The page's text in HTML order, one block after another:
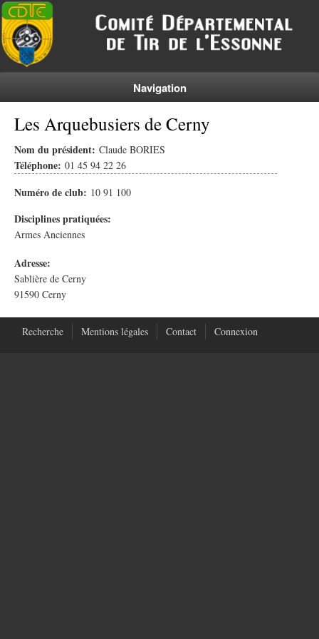
Navigation
Les Arquebusiers de Cerny
Nom du président: Claude BORIES
Téléphone: 01 45 94 22 26
Numéro de club: 10 91 100
Disciplines pratiquées:
Armes Anciennes
Adresse:
Sablière de Cerny
91590 Cerny
Recherche Mentions légales Contact Connexion